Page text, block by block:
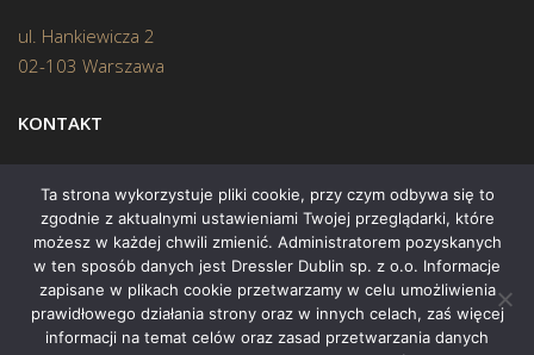
ul. Hankiewicza 2
02-103 Warszawa
KONTAKT
Biuro: (22) 45 70 402
Mail:biuro@swiatksiazki.pl
Ta strona wykorzystuje pliki cookie, przy czym odbywa się to
zgodnie z aktualnymi ustawieniami Twojej przeglądarki, które
możesz w każdej chwili zmienić. Administratorem pozyskanych
w ten sposób danych jest Dressler Dublin sp. z o.o. Informacje
zapisane w plikach cookie przetwarzamy w celu umożliwienia
prawidłowego działania strony oraz w innych celach, zaś więcej
informacji na temat celów oraz zasad przetwarzania danych